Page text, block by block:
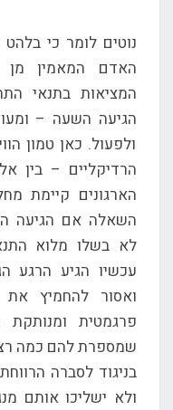
נוטים לומר כי
האדם המאמין מן
המציאות בתנאי
הגיעה השעה –
ולפעול. כאן טמון
הרדיקליים – בין
הארגונים קיימת
השאלה אם הגיעה
לא בשלו מלוא
עכשיו הגיע הרגע
ואסור להחמיץ
פרגמטית ומנותקת
שמספרת להם כמה
בניגוד לסברה
ולא ישליכו אותם